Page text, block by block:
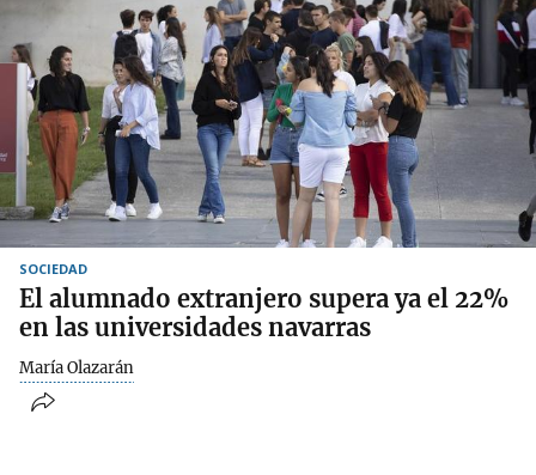
SOCIEDAD
El alumnado extranjero supera ya el 22%
en las universidades navarras
María Olazarán